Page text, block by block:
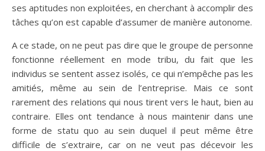
ses aptitudes non exploitées, en cherchant à accomplir des
tâches qu’on est capable d’assumer de manière autonome.
A ce stade, on ne peut pas dire que le groupe de personne
fonctionne réellement en mode tribu, du fait que les
individus se sentent assez isolés, ce qui n’empêche pas les
amitiés, même au sein de l’entreprise. Mais ce sont
rarement des relations qui nous tirent vers le haut, bien au
contraire. Elles ont tendance à nous maintenir dans une
forme de statu quo au sein duquel il peut même être
difficile de s’extraire, car on ne veut pas décevoir les